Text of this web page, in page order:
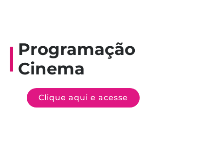
Programação
Cinema
Clique aqui e acesse